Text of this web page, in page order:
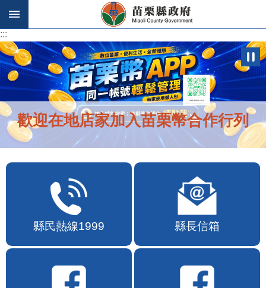
跳到主要內容區塊
:::
:::
歡迎在地店家加入苗栗幣合作行列
縣民熱線1999 縣長信箱